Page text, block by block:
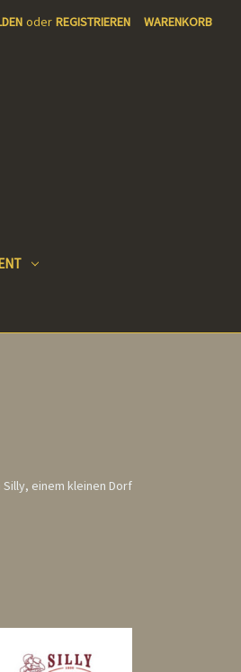
oder REGISTRIEREN WARENKORB
einem kleinen Dorf